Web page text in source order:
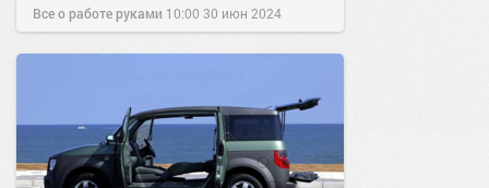
Все о работе руками 10:00 30 июн 2024